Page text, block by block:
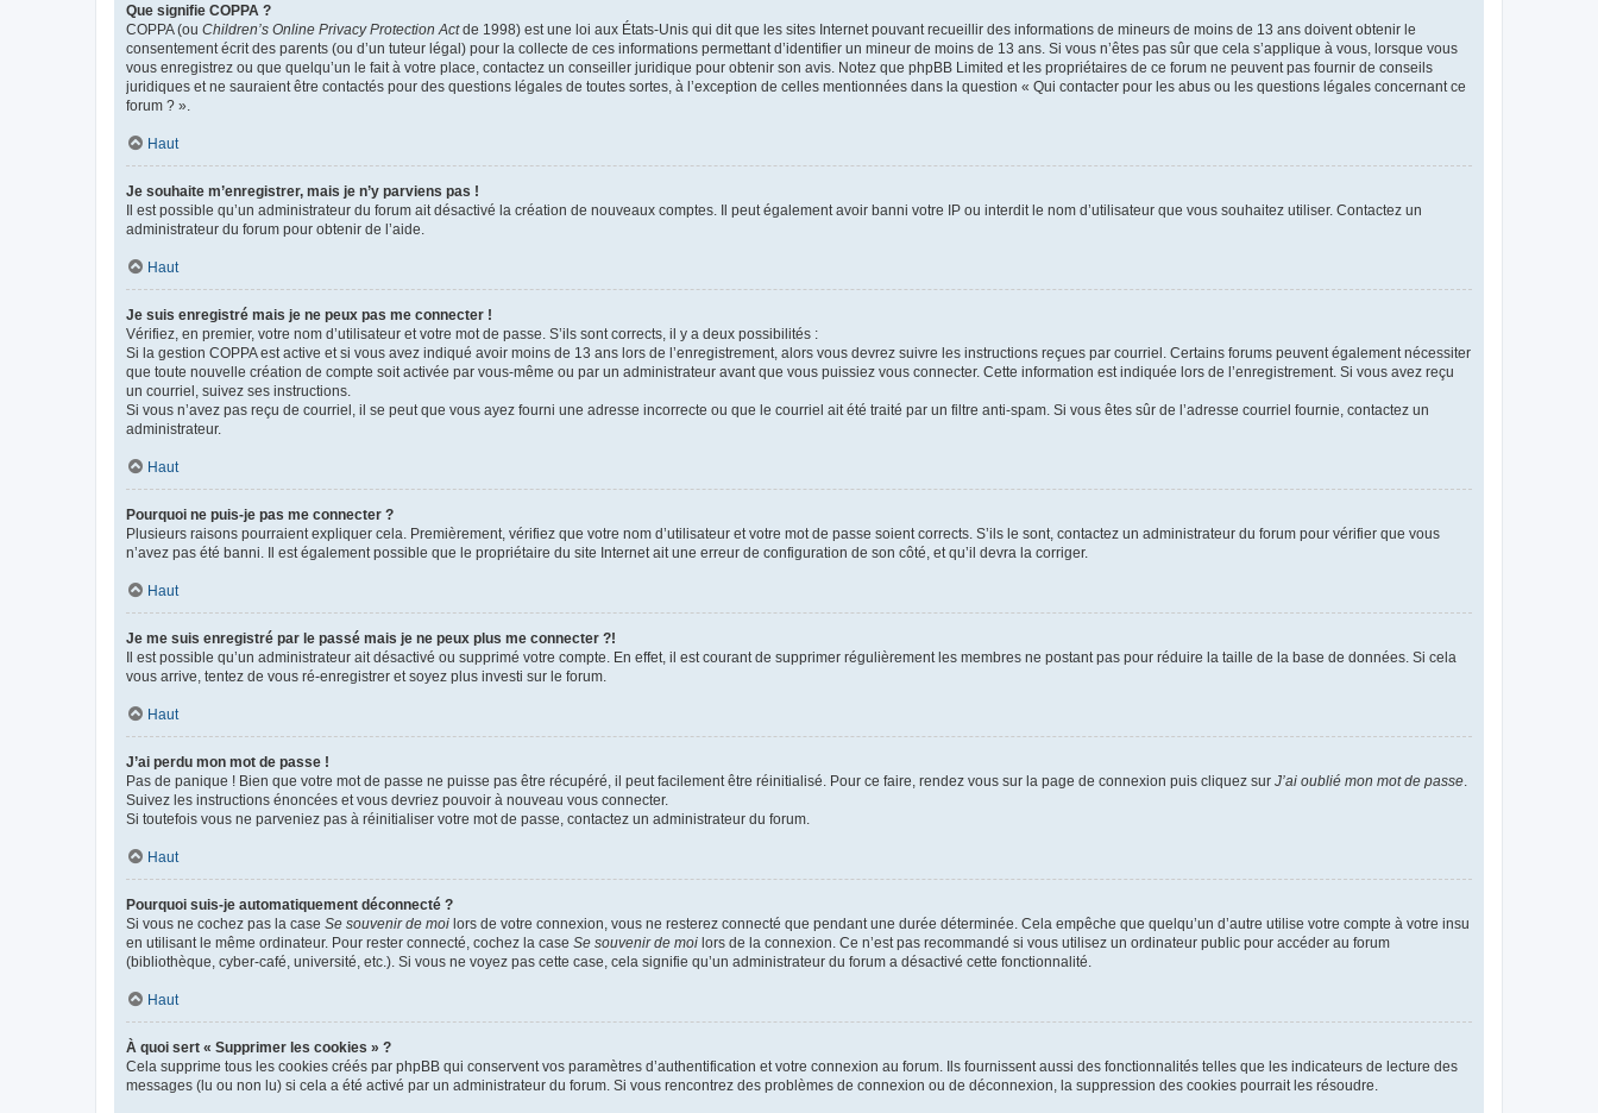
Que signifie COPPA ?
COPPA (ou Children’s Online Privacy Protection Actde 1998) est une loi aux États-Unis qui dit que les sites Internet pouvant recueillir des informations de mineurs de moins de 13 ans doivent obtenir le
consentement écrit des parents (ou d’un tuteur légal) pour la collecte de ces informations permettant d’identifier un mineur de moins de 13 ans. Si vous n’êtes pas sûr que cela s’applique à vous, lorsque vous
vous enregistrez ou que quelqu’un le fait à votre place, contactez un conseiller juridique pour obtenir son avis. Notez que phpBB Limited et les propriétaires de ce forum ne peuvent pas fournir de conseils
juridiques et ne sauraient être contactés pour des questions légales de toutes sortes, à l’exception de celles mentionnées dans la question « Qui contacter pour les abus ou les questions légales concernant ce
forum ? ».
Haut
Je souhaite m’enregistrer, mais je n’y parviens pas !
Il est possible qu’un administrateur du forum ait désactivé la création de nouveaux comptes. Il peut également avoir banni votre IP ou interdit le nom d’utilisateur que vous souhaitez utiliser. Contactez un
administrateur du forum pour obtenir de l’aide.
Haut
Je suis enregistré mais je ne peux pas me connecter !
Vérifiez, en premier, votre nom d’utilisateur et votre mot de passe. S’ils sont corrects, il y a deux possibilités :
Si la gestion COPPA est active et si vous avez indiqué avoir moins de 13 ans lors de l’enregistrement, alors vous devrez suivre les instructions reçues par courriel. Certains forums peuvent également nécessiter
que toute nouvelle création de compte soit activée par vous-même ou par un administrateur avant que vous puissiez vous connecter. Cette information est indiquée lors de l’enregistrement. Si vous avez reçu
un courriel, suivez ses instructions.
Si vous n’avez pas reçu de courriel, il se peut que vous ayez fourni une adresse incorrecte ou que le courriel ait été traité par un filtre anti-spam. Si vous êtes sûr de l’adresse courriel fournie, contactez un
administrateur.
Haut
Pourquoi ne puis-je pas me connecter ?
Plusieurs raisons pourraient expliquer cela. Premièrement, vérifiez que votre nom d’utilisateur et votre mot de passe soient corrects. S’ils le sont, contactez un administrateur du forum pour vérifier que vous
n’avez pas été banni. Il est également possible que le propriétaire du site Internet ait une erreur de configuration de son côté, et qu’il devra la corriger.
Haut
Je me suis enregistré par le passé mais je ne peux plus me connecter ?!
Il est possible qu’un administrateur ait désactivé ou supprimé votre compte. En effet, il est courant de supprimer régulièrement les membres ne postant pas pour réduire la taille de la base de données. Si cela
vous arrive, tentez de vous ré-enregistrer et soyez plus investi sur le forum.
Haut
J’ai perdu mon mot de passe !
Pas de panique ! Bien que votre mot de passe ne puisse pas être récupéré, il peut facilement être réinitialisé. Pour ce faire, rendez vous sur la page de connexion puis cliquez sur J’ai oublié mon mot de passe
Suivez les instructions énoncées et vous devriez pouvoir à nouveau vous connecter.
Si toutefois vous ne parveniez pas à réinitialiser votre mot de passe, contactez un administrateur du forum.
Haut
Pourquoi suis-je automatiquement déconnecté ?
Si vous ne cochez pas la case Se souvenir de moi lors de votre connexion, vous ne resterez connecté que pendant une durée déterminée. Cela empêche que quelqu’un d’autre utilise votre compte à votre insu
en utilisant le même ordinateur. Pour rester connecté, cochez la case Se souvenir de moi lors de la connexion. Ce n’est pas recommandé si vous utilisez un ordinateur public pour accéder au forum
(bibliothèque, cyber-café, université, etc.). Si vous ne voyez pas cette case, cela signifie qu’un administrateur du forum a désactivé cette fonctionnalité.
Haut
À quoi sert « Supprimer les cookies » ?
Cela supprime tous les cookies créés par phpBB qui conservent vos paramètres d’authentification et votre connexion au forum. Ils fournissent aussi des fonctionnalités telles que les indicateurs de lecture des
messages (lu ou non lu) si cela a été activé par un administrateur du forum. Si vous rencontrez des problèmes de connexion ou de déconnexion, la suppression des cookies pourrait les résoudre.